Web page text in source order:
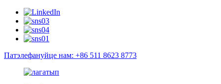
Патэлефануйце нам: +86 511 8623 8773